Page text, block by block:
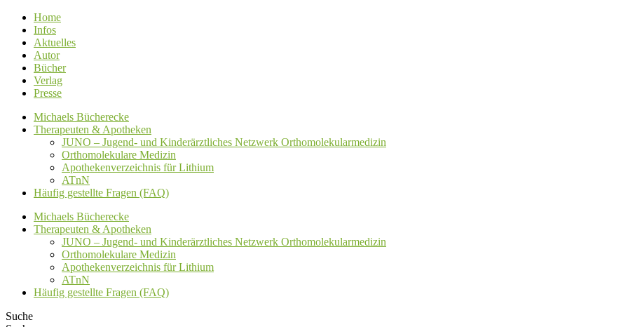
Home
Infos
Aktuelles
Autor
Bücher
Verlag
Presse
Michaels Bücherecke
Therapeuten & Apotheken
JUNO – Jugend- und Kinderärztliches Netzwerk Orthomolekularmedizin
Orthomolekulare Medizin
Apothekenverzeichnis für Lithium
ATnN
Häufig gestellte Fragen (FAQ)
Michaels Bücherecke
Therapeuten & Apotheken
JUNO – Jugend- und Kinderärztliches Netzwerk Orthomolekularmedizin
Orthomolekulare Medizin
Apothekenverzeichnis für Lithium
ATnN
Häufig gestellte Fragen (FAQ)
Suche